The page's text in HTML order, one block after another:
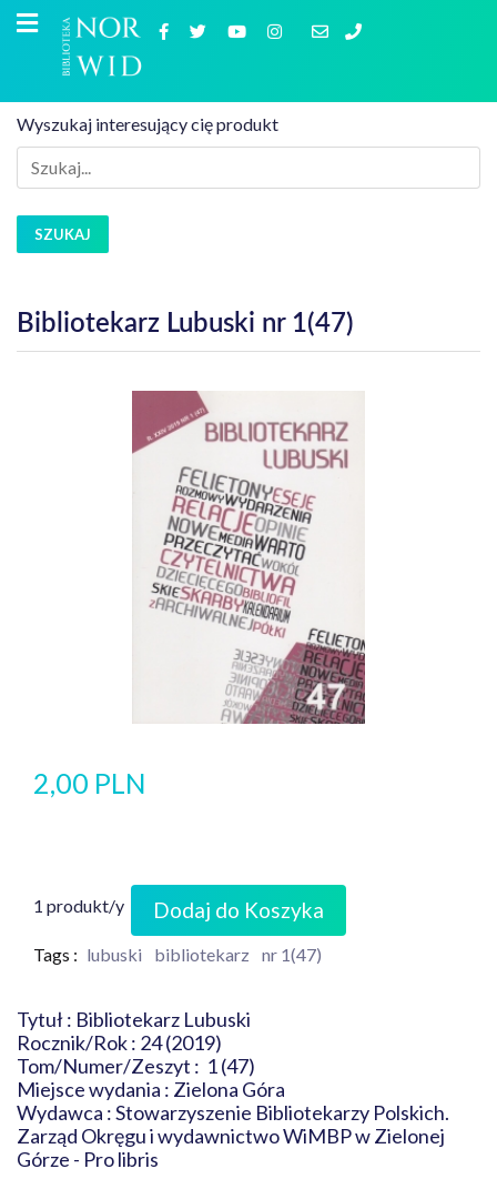
Wyszukaj interesujący cię produkt
SZUKAJ
Bibliotekarz Lubuski nr 1(47)
2,00 PLN
1 produkt/y Dodaj do Koszyka
Tags : lubuski bibliotekarz nr 1(47)
Tytuł : Bibliotekarz Lubuski
Rocznik/Rok : 24 (2019)
Tom/Numer/Zeszyt : 1 (47)
Miejsce wydania : Zielona Góra
Wydawca : Stowarzyszenie Bibliotekarzy Polskich.
Zarząd Okręgu i wydawnictwo WiMBP w Zielonej
Górze - Pro libris